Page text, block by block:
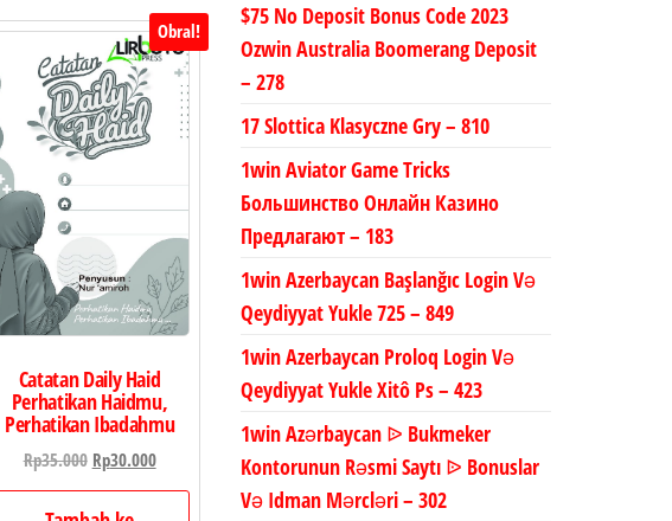
Obral!
Catatan Daily Haid
Perhatikan Haidmu,
Perhatikan Ibadahmu
Rp35.000 Harga
aslinya
adalah:
Rp30.000Harga
saat
$75 No Deposit Bonus Code 2023
Ozwin Australia Boomerang Deposit
– 278
17 Slottica Klasyczne Gry – 810
1win Aviator Game Tricks
Большинство Онлайн Казино
Предлагают – 183
1win Azerbaycan Başlanğıc Login Və
Qeydiyyat Yukle 725 – 849
1win Azerbaycan Proloq Login Və
Qeydiyyat Yukle Xitô Ps – 423
1win Azərbaycan ᐉ Bukmeker
Kontorunun Rəsmi Saytı ᐉ Bonuslar
Və Idman Mərcləri – 302